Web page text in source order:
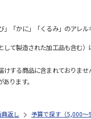
「かに」「くるみ」のアレル
て製造された加工品も含む
する商品に含まれておりませ
ります。
返し 予算で探す（5,000～